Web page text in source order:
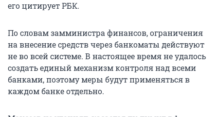
его цитирует РБК.
По словам замминистра финансов, ограничения
на внесение средств через банкоматы действуют
не во всей системе. В настоящее время не удалось
создать единый механизм контроля над всеми
банками, поэтому меры будут применяться в
каждом банке отдельно.